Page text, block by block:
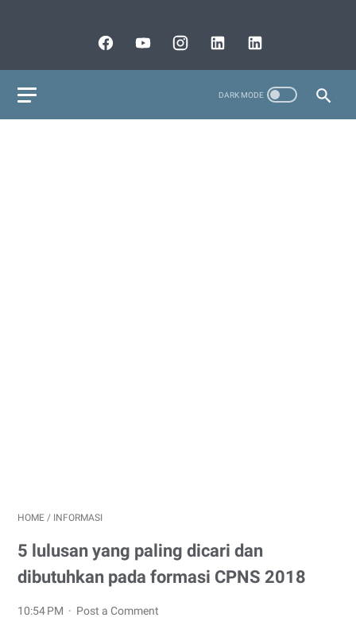
HOME / INFORMASI
5 lulusan yang paling dicari dan
dibutuhkan pada formasi CPNS 2018
10:54 PM Post a Comment